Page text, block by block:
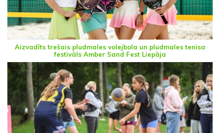
Aizvadīts trešais pludmales volejbola un pludmales tenisa
festivāls Amber Sand Fest Liepāja